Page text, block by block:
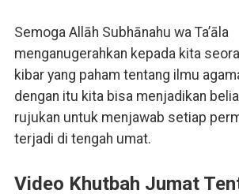
Semoga Allāh Subhānahu wa Ta’āla
menganugerahkan kepada kita
kibar yang paham tentang ilmu
dengan itu kita bisa menjadikan
rujukan untuk menjawab setiap
terjadi di tengah umat.
Video Khutbah Jumat